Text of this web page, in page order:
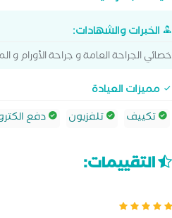
الخبرات والشهادات:
خصائي الجراحة العامة و جراحة الأورام و
مميزات العيادة
تكييف
تلفزيون دفع
التقييمات: